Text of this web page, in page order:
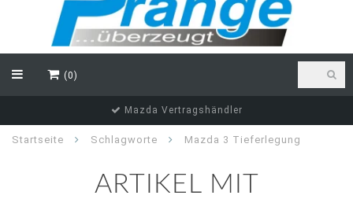
(0)
Mazda Vertragshändler
Startseite Schlagworte Mazda 3 Tieferlegung
ARTIKEL MIT